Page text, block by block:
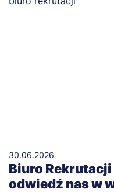
30.06.2026
Biuro Rekrutacji
odwiedź nas w